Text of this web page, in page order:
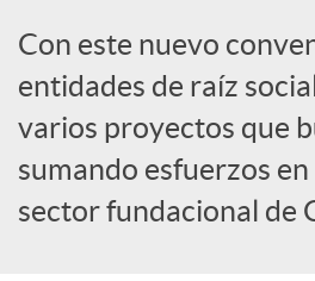
o
c
i
Con este nuevo
entidades de raíz
varios proyectos que
sumando esfuerzos
sector fundacional de